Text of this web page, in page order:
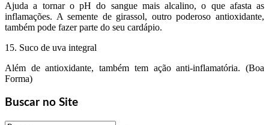
Ajuda a tornar o pH do sangue mais alcalino, o que afasta as
inflamações. A semente de girassol, outro poderoso antioxidante,
também pode fazer parte do seu cardápio.
15. Suco de uva integral
Além de antioxidante, também tem ação anti-inflamatória. (Boa
Forma)
Buscar no Site